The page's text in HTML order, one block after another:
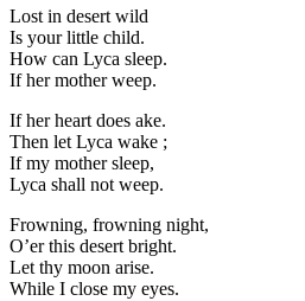
Lost in desert wild
Is your little child.
How can Lyca sleep.
If her mother weep.
If her heart does ake.
Then let Lyca wake ;
If my mother sleep,
Lyca shall not weep.
Frowning, frowning night,
O’er this desert bright.
Let thy moon arise.
While I close my eyes.